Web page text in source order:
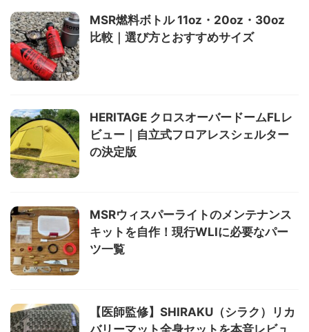
MSR燃料ボトル 11oz・20oz・30oz
比較｜選び方とおすすめサイズ
HERITAGE クロスオーバードームFLレ
ビュー｜自立式フロアレスシェルター
の決定版
MSRウィスパーライトのメンテナンス
キットを自作！現行WLIに必要なパー
ツ一覧
【医師監修】SHIRAKU（シラク）リカ
バリーマット全身セットを本音レビュ